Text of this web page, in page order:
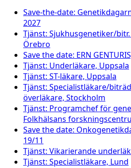
Save-the-date:
2027
Tjänst: Sjukhusgenetiker/
Örebro
Save the date: ERN
Tjänst: Underläkare, Uppsala
Tjänst: ST-läkare, Uppsala
Tjänst: Specialistläkare/
överläkare, Stockholm
Tjänst: Programchef för
Folkhälsans
Save the date:
19/11
Tjänst: Vikarierande
Tjänst: Specialistläkare, Lund